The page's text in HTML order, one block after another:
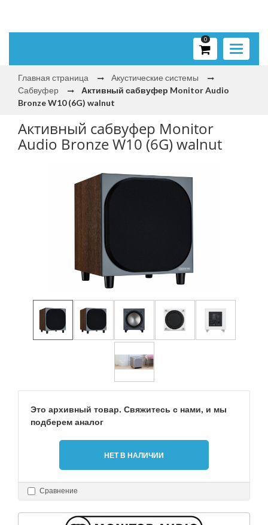
Toggle
0
Главная страница
Акустические системы
Сабвуфер
Активный сабвуфер Monitor Audio
Bronze W10 (6G) walnut
Активный сабвуфер Monitor
Audio Bronze W10 (6G) walnut
Это архивный товар. Свяжитесь с нами, и мы
подберем аналог
НЕТ В НАЛИЧИИ
Сравнение